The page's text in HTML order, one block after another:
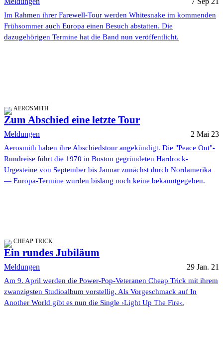
Im Rahmen ihrer Farewell-Tour werden Whitesnake im kommenden
Frühsommer auch Europa einen Besuch abstatten. Die
dazugehörigen Termine hat die Band nun veröffentlicht.
AEROSMITH
Zum Abschied eine letzte Tour
Meldungen 2 Mai 23
Aerosmith haben ihre Abschiedstour angekündigt. Die "Peace Out"-
Rundreise führt die 1970 in Boston gegründeten Hardrock-
Urgesteine von September bis Januar zunächst durch Nordamerika
— Europa-Termine wurden bislang noch keine bekanntgegeben.
CHEAP TRICK
Ein rundes Jubiläum
Meldungen 29 Jan. 21
Am 9. April werden die Power-Pop-Veteranen Cheap Trick mit ihrem
zwanzigsten Studioalbum vorstellig. Als Vorgeschmack auf In
Another World gibt es nun die Single ›Light Up The Fire‹.